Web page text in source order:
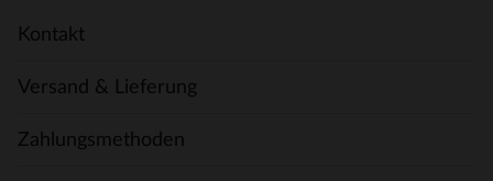
Kontakt
Versand & Lieferung
Zahlungsmethoden